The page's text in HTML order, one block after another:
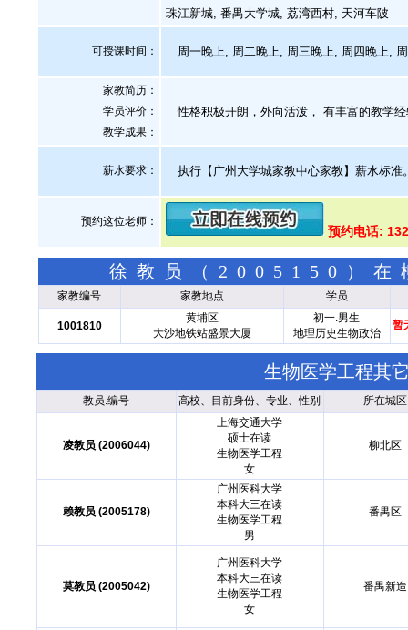
珠江新城, 番禺大学城, 荔湾西村, 天河车陂
可授课时间： 周一晚上, 周二晚上, 周三晚上, 周四晚上,
家教简历：
学员评价：
教学成果：
性格积极开朗，外向活泼， 有丰富的教学
薪水要求： 执行【广州大学城家教中心家教】薪水标准
预约这位老师：
预约电话:
徐教员（2005150）在
家教编号 家教地点 学员
1001810
黄埔区
大沙地铁站盛景大厦
初一.男生
地理历史生物政治
暂
生物医学工程其
教员.编号 高校、目前身份、专业、性别 所在城区
凌教员 (2006044)
上海交通大学
硕士在读
生物医学工程
女
柳北区
赖教员 (2005178)
广州医科大学
本科大三在读
生物医学工程
男
番禺区
莫教员 (2005042)
广州医科大学
本科大三在读
生物医学工程
女
番禺新造